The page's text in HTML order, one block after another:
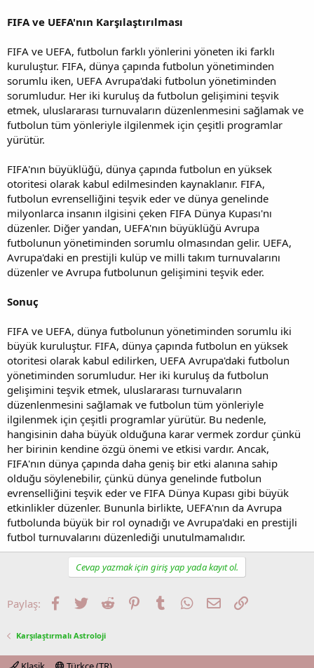
FIFA ve UEFA'nın Karşılaştırılması
FIFA ve UEFA, futbolun farklı yönlerini yöneten iki farklı
kuruluştur. FIFA, dünya çapında futbolun yönetiminden
sorumlu iken, UEFA Avrupa'daki futbolun yönetiminden
sorumludur. Her iki kuruluş da futbolun gelişimini teşvik
etmek, uluslararası turnuvaların düzenlenmesini sağlamak ve
futbolun tüm yönleriyle ilgilenmek için çeşitli programlar
yürütür.
FIFA'nın büyüklüğü, dünya çapında futbolun en yüksek
otoritesi olarak kabul edilmesinden kaynaklanır. FIFA,
futbolun evrenselliğini teşvik eder ve dünya genelinde
milyonlarca insanın ilgisini çeken FIFA Dünya Kupası'nı
düzenler. Diğer yandan, UEFA'nın büyüklüğü Avrupa
futbolunun yönetiminden sorumlu olmasından gelir. UEFA,
Avrupa'daki en prestijli kulüp ve milli takım turnuvalarını
düzenler ve Avrupa futbolunun gelişimini teşvik eder.
Sonuç
FIFA ve UEFA, dünya futbolunun yönetiminden sorumlu iki
büyük kuruluştur. FIFA, dünya çapında futbolun en yüksek
otoritesi olarak kabul edilirken, UEFA Avrupa'daki futbolun
yönetiminden sorumludur. Her iki kuruluş da futbolun
gelişimini teşvik etmek, uluslararası turnuvaların
düzenlenmesini sağlamak ve futbolun tüm yönleriyle
ilgilenmek için çeşitli programlar yürütür. Bu nedenle,
hangisinin daha büyük olduğuna karar vermek zordur çünkü
her birinin kendine özgü önemi ve etkisi vardır. Ancak,
FIFA'nın dünya çapında daha geniş bir etki alanına sahip
olduğu söylenebilir, çünkü dünya genelinde futbolun
evrenselliğini teşvik eder ve FIFA Dünya Kupası gibi büyük
etkinlikler düzenler. Bununla birlikte, UEFA'nın da Avrupa
futbolunda büyük bir rol oynadığı ve Avrupa'daki en prestijli
futbol turnuvalarını düzenlediği unutulmamalıdır.
Cevap yazmak için giriş yap yada kayıt ol.
Paylaş: Facebook
TwitterReddit PinterestTumblrWhatsApp
E-postaLink
Karşılaştırmalı Astroloji